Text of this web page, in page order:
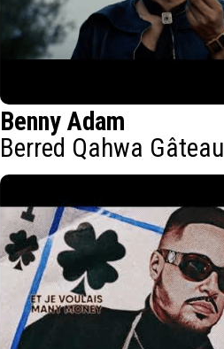
Benny Adam
Berred Qahwa Gâteau